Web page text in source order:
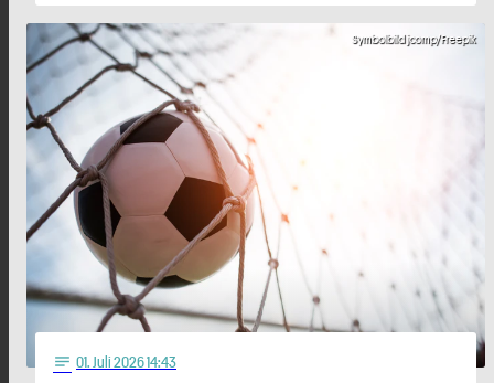
Symbolbild jcomp/Freepik
notes 01. Juli 2026 14:43